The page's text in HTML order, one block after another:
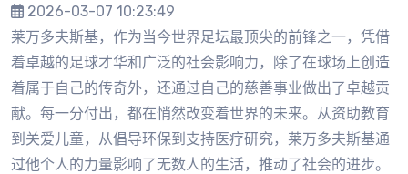
2026-03-07 10:23:49
莱万多夫斯基，作为当今世界足坛最顶尖的前锋之一，凭借
着卓越的足球才华和广泛的社会影响力，除了在球场上创造
着属于自己的传奇外，还通过自己的慈善事业做出了卓越贡
献。每一分付出，都在悄然改变着世界的未来。从资助教育
到关爱儿童，从倡导环保到支持医疗研究，莱万多夫斯基通
过他个人的力量影响了无数人的生活，推动了社会的进步。